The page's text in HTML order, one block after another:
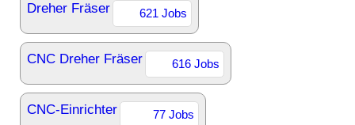
Dreher Fräser 621 Jobs
CNC Dreher Fräser 616 Jobs
CNC-Einrichter 77 Jobs